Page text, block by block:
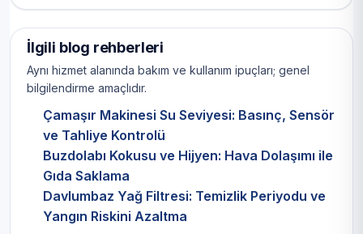
İlgili blog rehberleri
Aynı hizmet alanında bakım ve kullanım ipuçları; genel
bilgilendirme amaçlıdır.
Çamaşır Makinesi Su Seviyesi: Basınç, Sensör
ve Tahliye Kontrolü
Buzdolabı Kokusu ve Hijyen: Hava Dolaşımı ile
Gıda Saklama
Davlumbaz Yağ Filtresi: Temizlik Periyodu ve
Yangın Riskini Azaltma